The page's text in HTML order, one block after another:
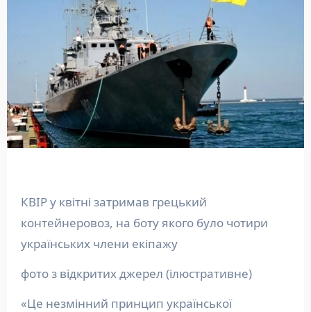
КВІР у квітні затримав грецький
контейнеровоз, на боту якого було чотири
українських члени екіпажу
фото з відкритих джерел (ілюстративне)
«Це незмінний принцип української